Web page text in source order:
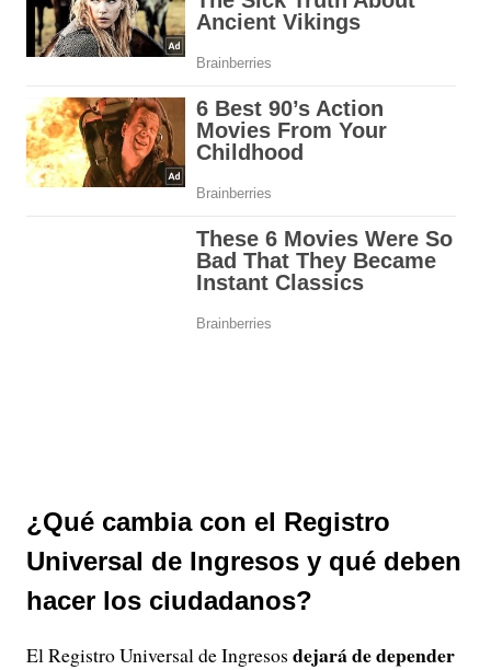
¿Qué cambia con el Registro
Universal de Ingresos y qué deben
hacer los ciudadanos?
El Registro Universal de Ingresos dejará de depender